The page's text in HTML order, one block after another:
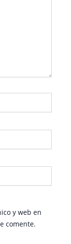
y web en
comente.